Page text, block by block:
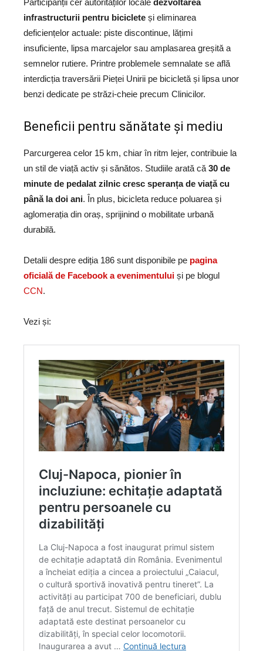
infrastructurii pentru biciclete și eliminarea
deficiențelor actuale: piste discontinue, lățimi
insuficiente, lipsa marcajelor sau amplasarea greșită a
semnelor rutiere. Printre problemele semnalate se află
interdicția traversării Pieței Unirii pe bicicletă și lipsa unor
benzi dedicate pe străzi-cheie precum Clinicilor.
Beneficii pentru sănătate și mediu
Parcurgerea celor 15 km, chiar în ritm lejer, contribuie la
un stil de viață activ și sănătos. Studiile arată că 30 de
minute de pedalat zilnic cresc speranța de viață cu
până la doi ani. În plus, bicicleta reduce poluarea și
aglomerația din oraș, sprijinind o mobilitate urbană
durabilă.
Detalii despre ediția 186 sunt disponibile pe pagina
oficială de Facebook a evenimentului și pe blogul
CCN.
Vezi și: